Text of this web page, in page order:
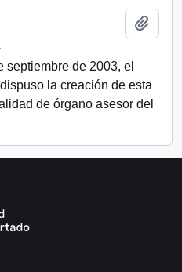
septiembre de 2003, el
la creación de esta
de órgano asesor del